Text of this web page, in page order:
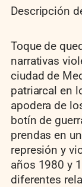
Descripción
Toque de
narrativas
ciudad de
patriarcal en
apodera de
botín de
prendas en
represión y
años 1980 y
diferentes